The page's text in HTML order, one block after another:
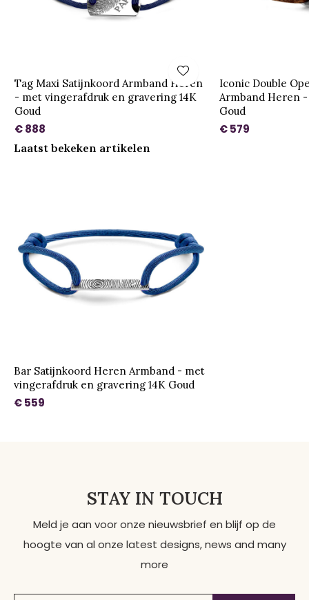
Tag Maxi Satijnkoord Armband Heren
- met vingerafdruk en gravering 14K
Goud
€ 888
Iconic Double
Armband Heren
Goud
€ 579
Laatst bekeken artikelen
Bar Satijnkoord Heren Armband - met
vingerafdruk en gravering 14K Goud
€ 559
STAY IN TOUCH
Meld je aan voor onze nieuwsbrief en blijf op de
hoogte van al onze latest designs, news and many
more